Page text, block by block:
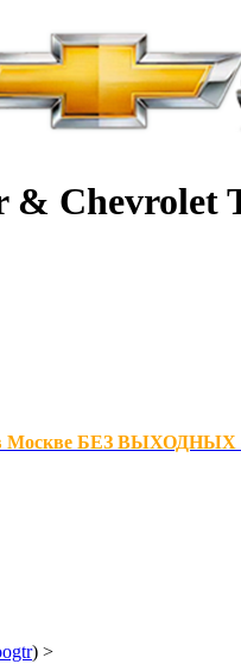
& Chevrolet
БЕЗ ВЫХОДНЫХ с
) >